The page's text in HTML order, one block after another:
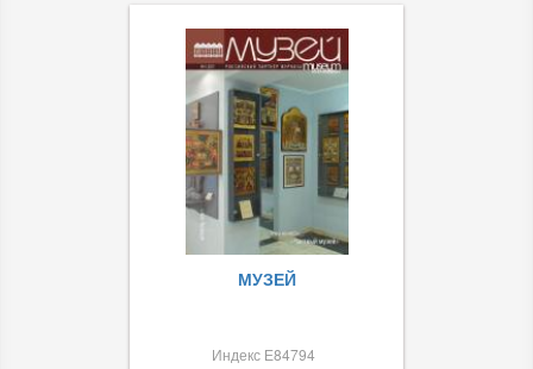
МУЗЕЙ
Индекс Е84794